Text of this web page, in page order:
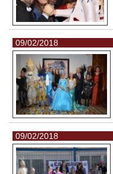
09/02/2018
09/02/2018